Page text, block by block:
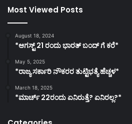
Most Viewed Posts
August 18, 2024
*ಆಗಸ್ಟ್ 21 ರಂದು ಭಾರತ್‌ ಬಂದ್‌ ಗೆ ಕರೆ*
May 5, 2025
*ರಾಜ್ಯ ಸರ್ಕಾರಿ ನೌಕರರ ತುಟ್ಟಿಭತ್ಯೆ ಹೆಚ್ಚಳ*
March 18, 2025
*ಮಾರ್ಚ್ 22ರಂದು ಏನಿರುತ್ತೆ? ಏನಿರಲ್ಲ?*